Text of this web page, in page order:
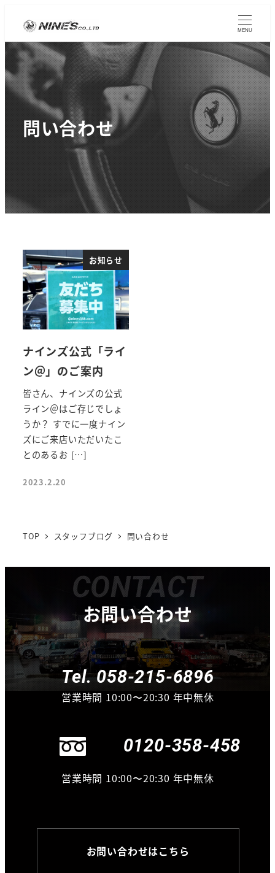
MENU
問い合わせ
お知らせ
ナインズ公式「ライ
ン＠」のご案内
皆さん、ナインズの公式
ライン＠はご存じでしょ
うか？ すでに一度ナイン
ズにご来店いただいたこ
とのあるお […]
2023.2.20
TOP スタッフブログ 問い合わせ
CONTACT
お問い合わせ
Tel. 058-215-6896
営業時間 10:00〜20:30 年中無休
0120-358-458
営業時間 10:00〜20:30 年中無休
お問い合わせはこちら